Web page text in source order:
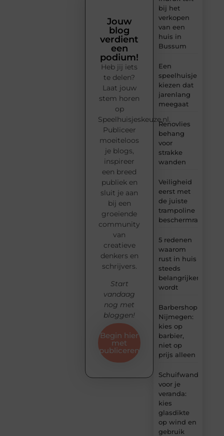
bij het
verkopen
van een
huis in
Bussum
Een
speelhuisje
kiezen dat
jarenlang
meegaat
Renovlies
behang
voor
strakke
wanden
Veiligheid
eerst met
de juiste
trampoline
beschermrand
5 redenen
waarom
rust in huis
steeds
belangrijker
wordt
Barbershop
Nijmegen:
kies op
barbier,
niet op
prijs alleen
Schuifwand
voor je
veranda:
kies
glasdikte
op wind en
gebruik
Jouw
blog
verdient
een
podium!
Heb jij iets
te delen?
Laat jouw
stem horen
op
Speelhuisjeskeuze.nl.
Publiceer
moeiteloos
je blogs,
inspireer
een breed
publiek en
sluit je aan
bij een
groeiende
community
van
creatieve
denkers en
schrijvers.
Start
vandaag
nog met
bloggen!
Begin hier
met
publiceren